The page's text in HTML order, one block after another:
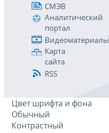
СМЭВ
Аналитический
портал
Видеоматериалы
Карта
сайта
RSS
Цвет шрифта и фона
Обычный
Контрастный